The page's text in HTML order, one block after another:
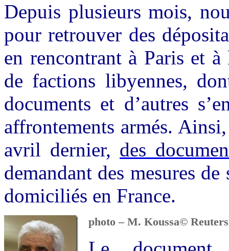
Depuis plusieurs mois,
pour retrouver des
en rencontrant à Paris et à
de factions libyennes,
documents et d’autres
affrontements armés.
avril dernier, des
demandant des mesures
domiciliés en France.
photo – M. Koussa© Reuters